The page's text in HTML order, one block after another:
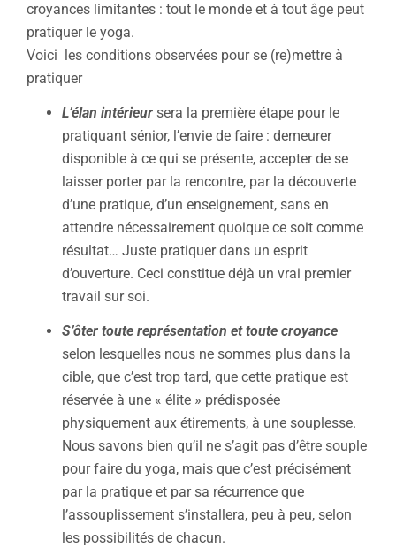
croyances limitantes : tout le monde et à tout âge peut
pratiquer le yoga.
Voici les conditions observées pour se (re)mettre à
pratiquer
L’élan intérieur sera la première étape pour le
pratiquant sénior, l’envie de faire : demeurer
disponible à ce qui se présente, accepter de se
laisser porter par la rencontre, par la découverte
d’une pratique, d’un enseignement, sans en
attendre nécessairement quoique ce soit comme
résultat… Juste pratiquer dans un esprit
d’ouverture. Ceci constitue déjà un vrai premier
travail sur soi.
S’ôter toute représentation et toute croyance
selon lesquelles nous ne sommes plus dans la
cible, que c’est trop tard, que cette pratique est
réservée à une « élite » prédisposée
physiquement aux étirements, à une souplesse.
Nous savons bien qu’il ne s’agit pas d’être souple
pour faire du yoga, mais que c’est précisément
par la pratique et par sa récurrence que
l’assouplissement s’installera, peu à peu, selon
les possibilités de chacun.